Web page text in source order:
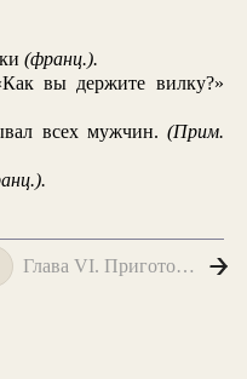
(франц.).
вы держите вилку?»
всех мужчин. (Прим.
Глава VI. Приготовления к охоте